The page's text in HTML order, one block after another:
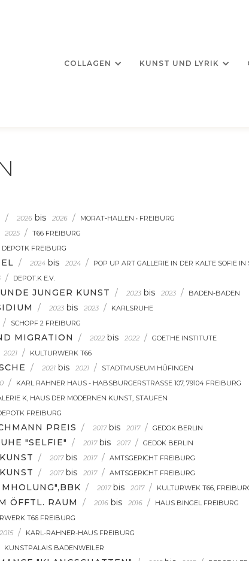
COLLAGEN KUNST UND LYRIK
/ 2026 bis 2026 / MORAT-HALLEN • FREIBURG
2025 / T66 FREIBURG
DEPOTK FREIBURG
/ 2024 bis 2024 / POP UP ART GALLERIE IN DER KALTE SOFIE IN
/ DEPOT.K E.V.
JUNGER KUNST / 2023 bis 2023 / BADEN-BADEN
/ 2023 bis 2023 / KARLSRUHE
/ SCHOPF 2 FREIBURG
MIGRATION / 2022 bis 2022 / GOETHE INSTITUTE
2021 / KULTURWERK T66
/ 2021 bis 2021 / STADTMUSEUM HÜFINGEN
/ KARL RAHNER HAUS - HABSBURGERSTRASSE 107, 79104 FREIBURG
K, HAUS DER MODERNEN KUNST, STAUFEN
FREIBURG
PREIS / 2017 bis 2017 / GEDOK BERLIN
"SELFIE" / 2017 bis 2017 / GEDOK BERLIN
/ 2017 bis 2017 / AMTSGERICHT FREIBURG
/ 2017 bis 2017 / AMTSGERICHT FREIBURG
/ 2017 bis 2017 / KULTURWEK T66,
ÖFFTL. RAUM / 2016 bis 2016 / HAUS BINGEL FREIBURG
T66 FREIBURG
2015 / KARL-RAHNER-HAUS FREIBURG
KUNSTPALAIS BADENWEILER